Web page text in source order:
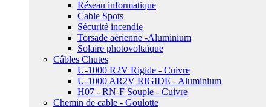
Réseau informatique
Cable Spots
Sécurité incendie
Torsade aérienne -Aluminium
Solaire photovoltaïque
Câbles Chutes
U-1000 R2V Rigide - Cuivre
U-1000 AR2V RIGIDE - Aluminium
H07 - RN-F Souple - Cuivre
Chemin de cable - Goulotte